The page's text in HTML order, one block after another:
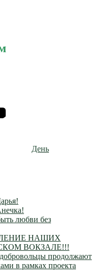
День
любви без
НАШИХ
ВОКЗАЛЕ!!!
продолжают
в рамках проекта